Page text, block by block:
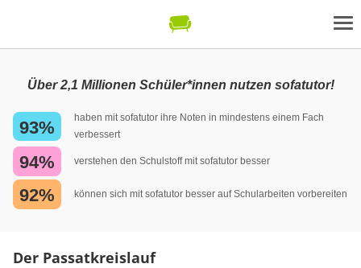
Über 2,1 Millionen Schüler*innen nutzen sofatutor!
93%
haben mit sofatutor ihre Noten in mindestens einem Fach
verbessert
94% verstehen den Schulstoff mit sofatutor besser
92% können sich mit sofatutor besser auf Schularbeiten vorbereiten
Der Passatkreislauf